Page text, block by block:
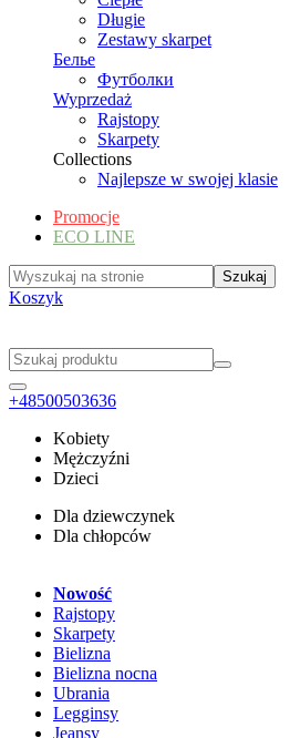
Długie
Zestawy skarpet
Белье
Футболки
Wyprzedaż
Rajstopy
Skarpety
Collections
Najlepsze w swojej klasie
Promocje
ECO LINE
Koszyk
+48500503636
Kobiety
Mężczyźni
Dzieci
Dla dziewczynek
Dla chłopców
Nowość
Rajstopy
Skarpety
Bielizna
Bielizna nocna
Ubrania
Legginsy
Jeansy